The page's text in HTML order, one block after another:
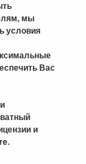
мы
условия
Вас
и